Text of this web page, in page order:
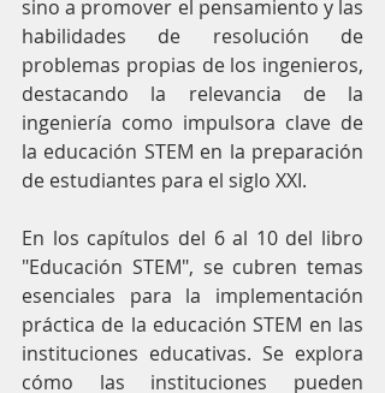
sino a promover el pensamiento y las
habilidades de resolución de
problemas propias de los ingenieros,
destacando la relevancia de la
ingeniería como impulsora clave de
la educación STEM en la preparación
de estudiantes para el siglo XXI.
En los capítulos del 6 al 10 del libro
"Educación STEM", se cubren temas
esenciales para la implementación
práctica de la educación STEM en las
instituciones educativas. Se explora
cómo las instituciones pueden